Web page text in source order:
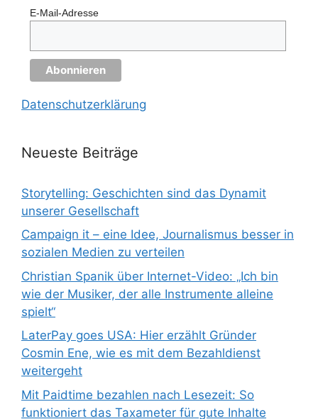
E-Mail-Adresse
Datenschutzerklärung
Neueste Beiträge
Storytelling: Geschichten sind das Dynamit
unserer Gesellschaft
Campaign it – eine Idee, Journalismus besser in
sozialen Medien zu verteilen
Christian Spanik über Internet-Video: „Ich bin
wie der Musiker, der alle Instrumente alleine
spielt“
LaterPay goes USA: Hier erzählt Gründer
Cosmin Ene, wie es mit dem Bezahldienst
weitergeht
Mit Paidtime bezahlen nach Lesezeit: So
funktioniert das Taxameter für gute Inhalte